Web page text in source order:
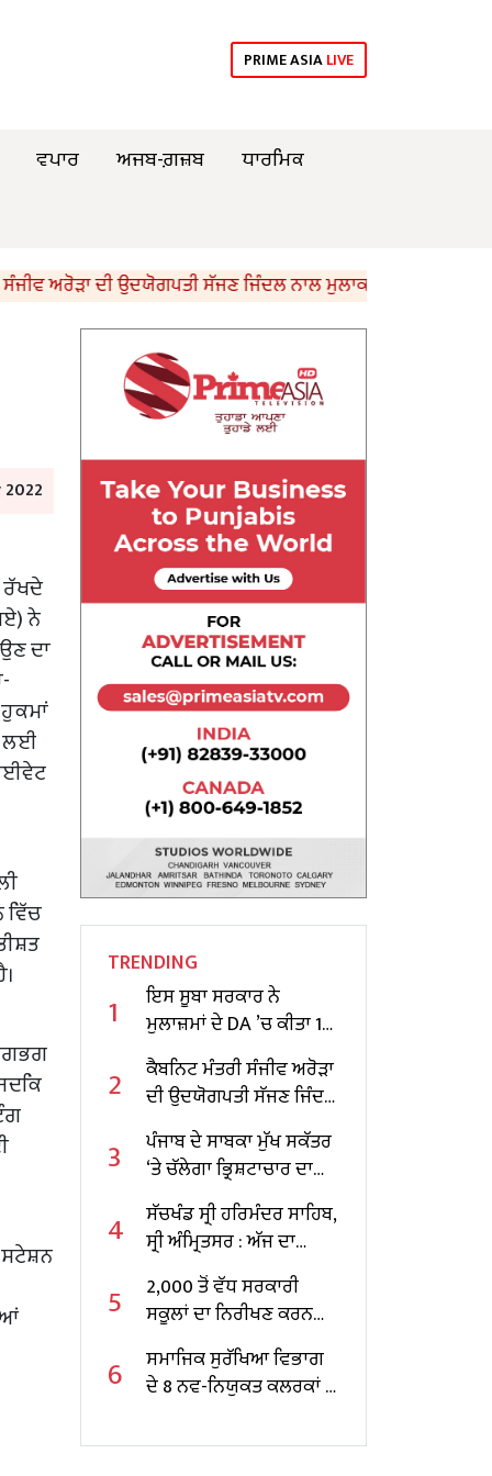
PRIME ASIALIVE
ਵਪਾਰ ਅਜਬ-ਗ਼ਜ਼ਬ
ਧਾਰਮਿਕ
ਦੀ ਉਦਯੋਗਪਤੀ ਸੱਜਣ ਜਿੰਦਲ ਨਾਲ ਮੁਲਾਕਾਤ; ਇਸਪਾਤ ਖੇਤਰ ‘ਚ
ਨੇ
ਦਾ
ਲਈ
ਵਿੱਚ
ਸਟੇਸ਼ਨ
TRENDING
1
ਇਸ ਸੂਬਾ ਸਰਕਾਰ ਨੇ
ਮੁਲਾਜ਼ਮਾਂ ਦੇ DA ’ਚ ਕੀਤਾ 10
ਫੀਸਦੀ ਵਾਧਾ
2
ਕੈਬਨਿਟ ਮੰਤਰੀ ਸੰਜੀਵ ਅਰੋੜਾ
ਦੀ ਉਦਯੋਗਪਤੀ ਸੱਜਣ ਜਿੰਦਲ
ਨਾਲ ਮੁਲਾਕਾਤ; ਇਸਪਾਤ
ਖੇਤਰ ‘ਚ ₹1,500 ਕਰੋੜ ਨਿਵੇਸ਼
ਦਾ ਐਲਾਨ
3
ਪੰਜਾਬ ਦੇ ਸਾਬਕਾ ਮੁੱਖ ਸਕੱਤਰ
‘ਤੇ ਚੱਲੇਗਾ ਭ੍ਰਿਸ਼ਟਾਚਾਰ ਦਾ
ਕੇਸ, ਕੇਂਦਰ ਸਰਕਾਰ ਨੇ ਦਿੱਤੀ
ਪ੍ਰਵਾਨਗੀ
4
ਸੱਚਖੰਡ ਸ੍ਰੀ ਹਰਿਮੰਦਰ ਸਾਹਿਬ,
ਸ੍ਰੀ ਅੰਮ੍ਰਿਤਸਰ : ਅੱਜ ਦਾ
ਹੁਕਮਨਾਮਾ
5
2,000 ਤੋਂ ਵੱਧ ਸਰਕਾਰੀ
ਸਕੂਲਾਂ ਦਾ ਨਿਰੀਖਣ ਕਰਨ
ਵਾਲੇ ਪੰਜਾਬ ਦੇ ਪਹਿਲੇ
ਸਿੱਖਿਆ ਮੰਤਰੀ ਬਣੇ ਹਰਜੋਤ
ਸਿੰਘ ਬੈਂਸ
6
ਸਮਾਜਿਕ ਸੁਰੱਖਿਆ ਵਿਭਾਗ
ਦੇ 8 ਨਵ-ਨਿਯੁਕਤ ਕਲਰਕਾਂ ਨੂੰ